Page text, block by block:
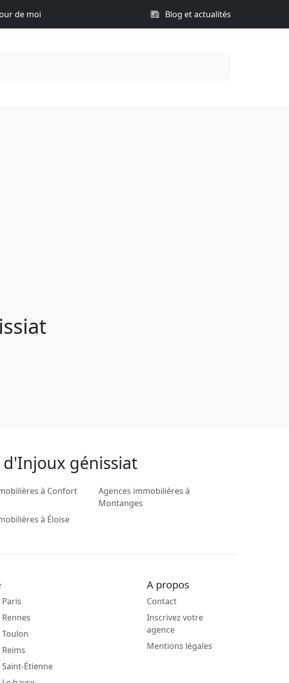
de moi Blog et actualités
génissiat
à Confort
Agences immobilières à
Montanges
à Éloise
Paris
Rennes
Toulon
Reims
Saint-Étienne
A propos
Contact
Inscrivez votre
agence
Mentions légales